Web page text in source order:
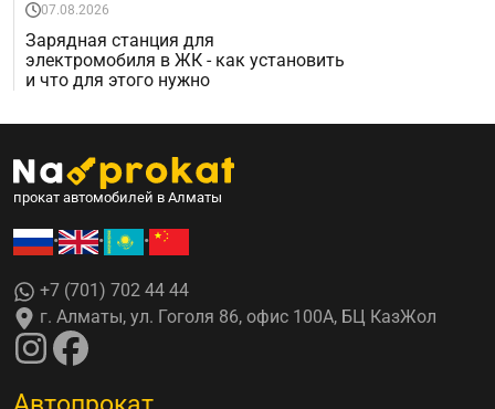
07.08.2026
Зарядная станция для
электромобиля в ЖК - как установить
и что для этого нужно
прокат автомобилей в Алматы
• • •
+7 (701) 702 44 44
г. Алматы, ул. Гоголя 86, офис 100А, БЦ КазЖол